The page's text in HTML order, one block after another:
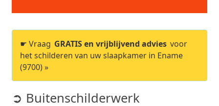
☛ Vraag GRATIS en vrijblijvend advies voor
het schilderen van uw slaapkamer in Ename
(9700) »
➲ Buitenschilderwerk